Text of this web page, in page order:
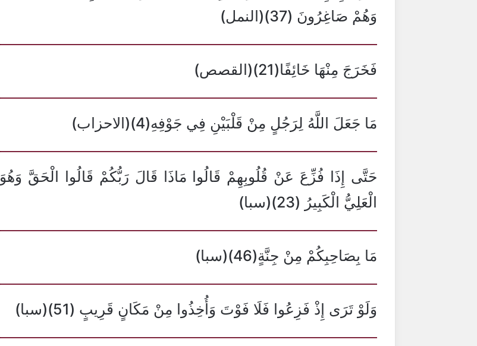
وَهُمْ صَاغِرُونَ (37)(النمل)
فَخَرَجَ مِنْهَا خَائِفًا(21)(القصص)
مَا جَعَلَ اللَّهُ لِرَجُلٍ مِنْ قَلْبَيْنِ فِي جَوْفِهِ(4)(الاحزاب)
حَتَّى إِذَا فُزِّعَ عَنْ قُلُوبِهِمْ قَالُوا مَاذَا قَالَ رَبُّكُمْ قَالُوا الْحَقَّ وَهُوَ
الْعَلِيُّ الْكَبِيرُ (23)(سبا)
مَا بِصَاحِبِكُمْ مِنْ جِنَّةٍ(46)(سبا)
وَلَوْ تَرَى إِذْ فَزِعُوا فَلَا فَوْتَ وَأُخِذُوا مِنْ مَكَانٍ قَرِيبٍ (51)(سبا)